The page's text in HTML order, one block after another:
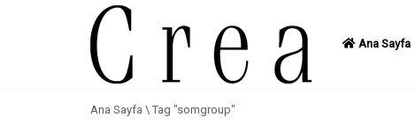
Ana Sayfa \ Tag "somgroup"
Ana Sayfa